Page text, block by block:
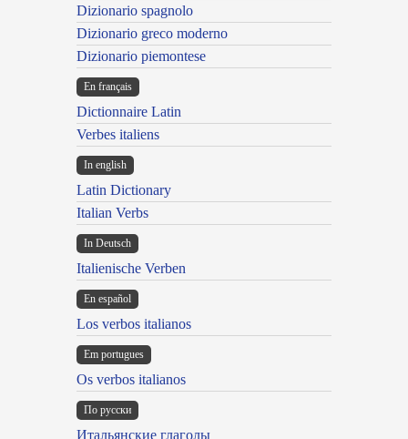
Dizionario spagnolo
Dizionario greco moderno
Dizionario piemontese
En français
Dictionnaire Latin
Verbes italiens
In english
Latin Dictionary
Italian Verbs
In Deutsch
Italienische Verben
En español
Los verbos italianos
Em portugues
Os verbos italianos
По русски
Итальянские глаголы